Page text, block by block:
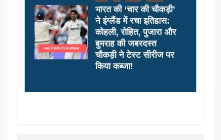
भारत की ‘चार की चौकड़ी’
ने इंग्लैंड में रचा इतिहास:
कोहली, रोहित, पुजारा और
बुमराह की जबरदस्त
चौकड़ी ने टेस्ट सीरीज पर
किया कब्जा!